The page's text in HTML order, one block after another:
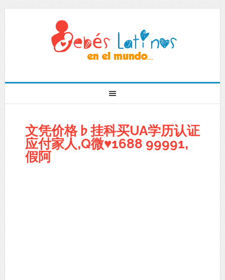
文凭价格♭挂科买UA学历认证
应付家人,Q微♥1688 99991,
假阿